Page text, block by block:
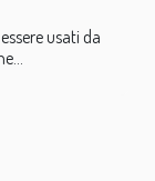
usati da